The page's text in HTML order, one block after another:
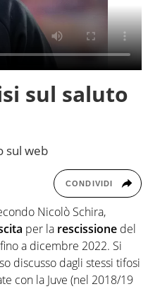
sul saluto
sul web
CONDIVIDI
Nicolò Schira,
per la rescissione del
fino a dicembre 2022. Si
discusso dagli stessi tifosi
con la Juve (nel 2018/19